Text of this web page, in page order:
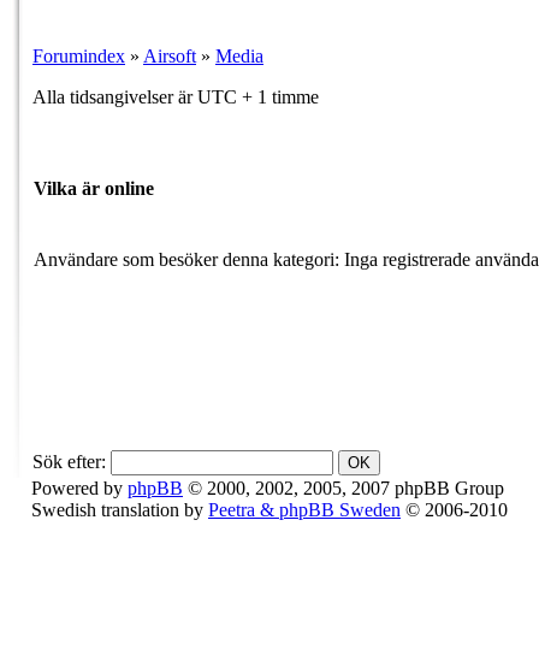
Forumindex » Airsoft » Media
Alla tidsangivelser är UTC + 1 timme
Vilka är online
Användare som besöker denna kategori: Inga registrerade
Sök efter:
Powered by phpBB © 2000, 2002, 2005, 2007 phpBB Group
Swedish translation by Peetra & phpBB Sweden © 2006-2010